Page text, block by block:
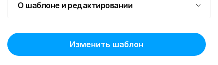
О шаблоне и редактировании
Изменить шаблон